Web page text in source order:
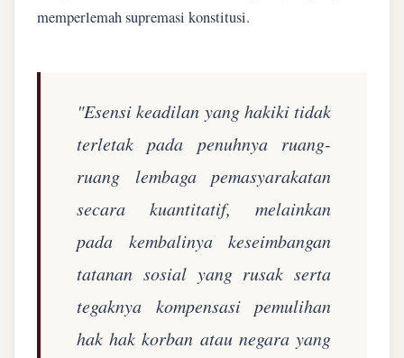
memperlemah supremasi konstitusi.
"Esensi keadilan yang hakiki tidak
terletak pada penuhnya ruang-
ruang lembaga pemasyarakatan
secara kuantitatif, melainkan
pada kembalinya keseimbangan
tatanan sosial yang rusak serta
tegaknya kompensasi pemulihan
hak hak korban atau negara yang